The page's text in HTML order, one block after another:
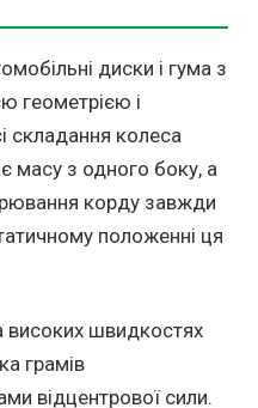
диски і гума з
геометрією і
складання колеса
масу з одного боку, а
корду завжди
положенні ця
високих швидкостях
грамів
відцентрової сили.